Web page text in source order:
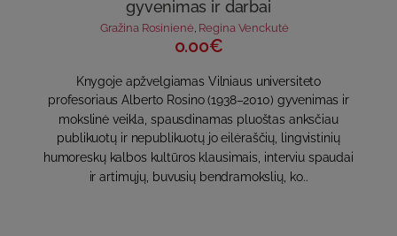
gyvenimas ir darbai
Gražina Rosinienė, Regina Venckutė
0.00€
Knygoje apžvelgiamas Vilniaus universiteto
profesoriaus Alberto Rosino (1938–2010) gyvenimas ir
mokslinė veikla, spausdinamas pluoštas anksčiau
publikuotų ir nepublikuotų jo eilėraščių, lingvistinių
humoreskų kalbos kultūros klausimais, interviu spaudai
ir artimųjų, buvusių bendramokslių, ko..